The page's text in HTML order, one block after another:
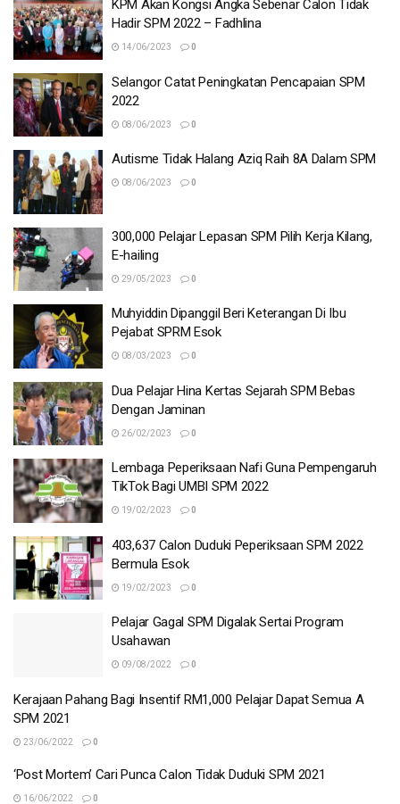
KPM Akan Kongsi Angka Sebenar Calon Tidak
Hadir SPM 2022 – Fadhlina
14/06/2023 0
Selangor Catat Peningkatan Pencapaian SPM
2022
08/06/2023 0
Autisme Tidak Halang Aziq Raih 8A Dalam SPM
08/06/2023 0
300,000 Pelajar Lepasan SPM Pilih Kerja Kilang,
E-hailing
29/05/2023 0
Muhyiddin Dipanggil Beri Keterangan Di Ibu
Pejabat SPRM Esok
08/03/2023 0
Dua Pelajar Hina Kertas Sejarah SPM Bebas
Dengan Jaminan
26/02/2023 0
Lembaga Peperiksaan Nafi Guna Pempengaruh
TikTok Bagi UMBI SPM 2022
19/02/2023 0
403,637 Calon Duduki Peperiksaan SPM 2022
Bermula Esok
19/02/2023 0
Pelajar Gagal SPM Digalak Sertai Program
Usahawan
09/08/2022 0
Kerajaan Pahang Bagi Insentif RM1,000 Pelajar Dapat Semua A
SPM 2021
23/06/2022 0
‘Post Mortem’ Cari Punca Calon Tidak Duduki SPM 2021
16/06/2022 0